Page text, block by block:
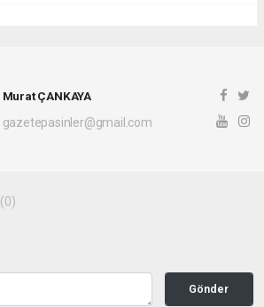
Murat ÇANKAYA
gazetepasinler@gmail.com
(0)
Gönder